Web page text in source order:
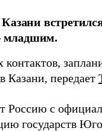
младшим.
передает
Россию с
государств